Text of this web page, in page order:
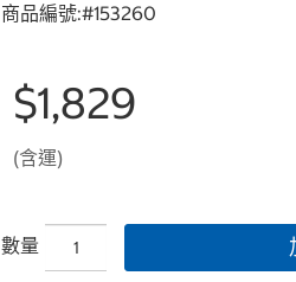
商品編號:#153260
$1,829
(含運)
數量